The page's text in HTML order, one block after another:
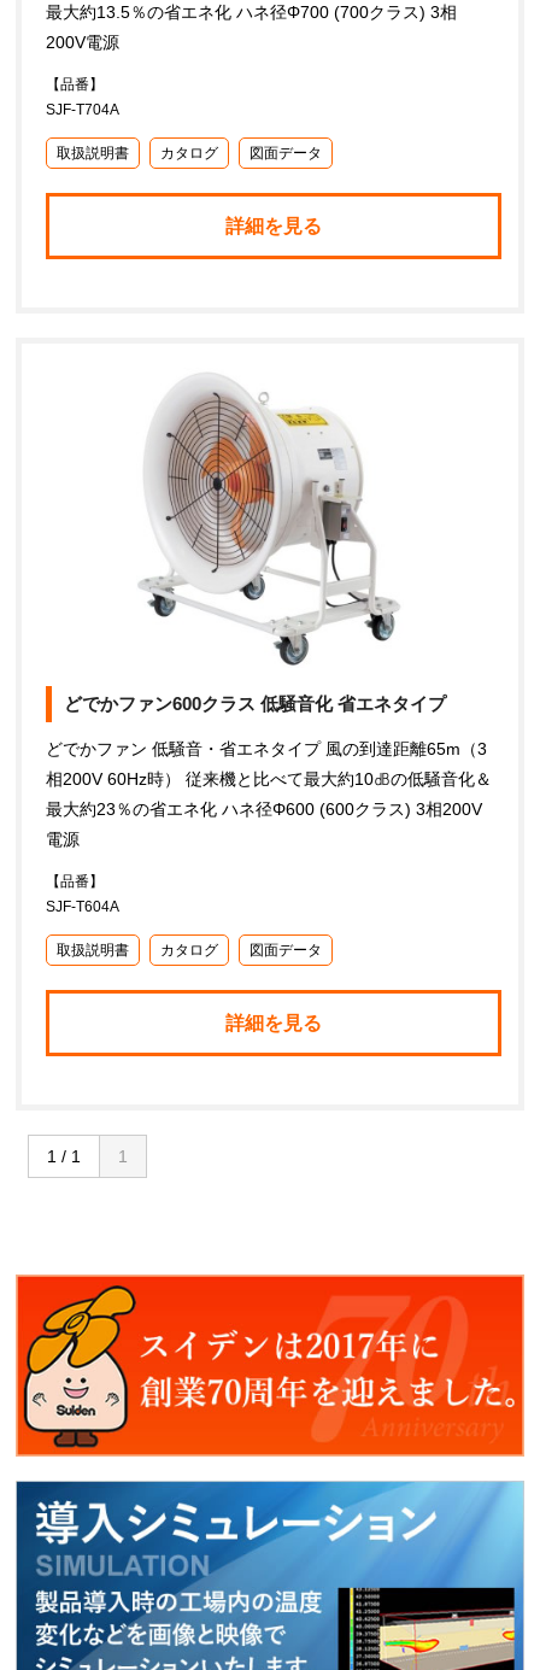
最大約13.5％の省エネ化 ハネ径Φ700 (700クラス) 3相
200V電源
【品番】
SJF-T704A
取扱説明書 カタログ 図面データ
詳細を見る
どでかファン600クラス 低騒音化 省エネタイプ
どでかファン 低騒音・省エネタイプ 風の到達距離65m（3
相200V 60Hz時） 従来機と比べて最大約10㏈の低騒音化＆
最大約23％の省エネ化 ハネ径Φ600 (600クラス) 3相200V
電源
【品番】
SJF-T604A
取扱説明書 カタログ 図面データ
詳細を見る
1 / 1 1